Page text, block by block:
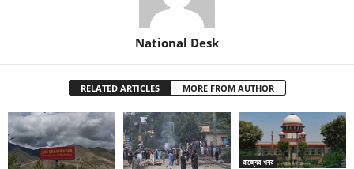
National Desk
RELATED ARTICLES MORE FROM AUTHOR
রাজ্যের খবর